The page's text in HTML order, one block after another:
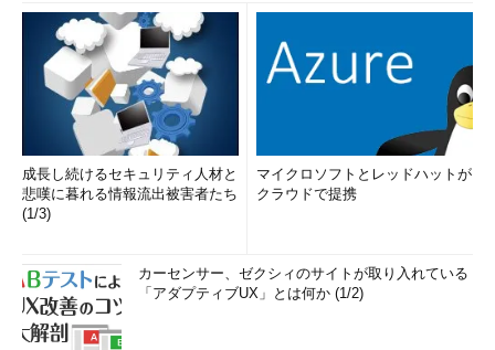
成長し続けるセキュリティ人材と
悲嘆に暮れる情報流出被害者たち
(1/3)
マイクロソフトとレッドハットが
クラウドで提携
カーセンサー、ゼクシィのサイトが取り入れている
「アダプティブUX」とは何か (1/2)